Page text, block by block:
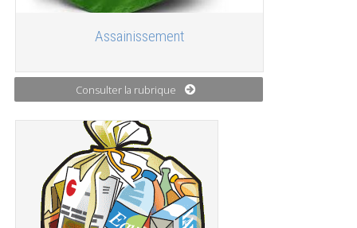
Assainissement
Consulter la rubrique